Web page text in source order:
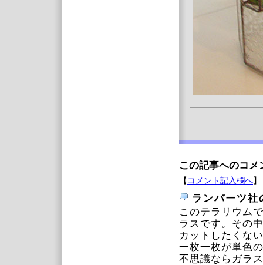
この記事へのコメ
【 コメント記入欄へ】
ランバーツ社
このテラリウム
ラスです。その
カットしたくな
一枚一枚が単色
不思議ならガラ